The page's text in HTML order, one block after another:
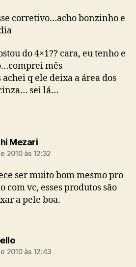
corretivo…acho bonzinho e
do 4×1?? cara, eu tenho e
mês
achei q ele deixa a área dos
sei lá…
Mezaridiz:
2010 às 12:32
ser muito bom mesmo pro
com vc, esses produtos são
a pele boa.
diz:
2010 às 12:43